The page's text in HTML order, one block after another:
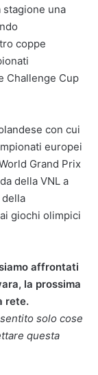
stagione una
coppe
Challenge Cup
con cui
europei
Grand Prix
della VNL a
giochi olimpici
affrontati
la prossima
rete.
solo cose
questa